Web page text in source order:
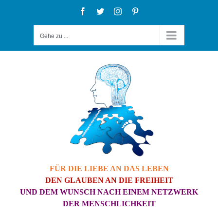
Facebook
TwitterInstagram
Gehe zu ...
FÜR DIE LIEBE AN DAS LEBEN
DEN GLAUBEN AN DIE FREIHEIT
UND DEM WUNSCH NACH EINEM NETZWERK
DER MENSCHLICHKEIT